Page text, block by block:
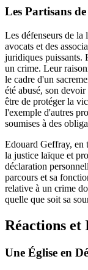
Les Partisans
Les défenseurs de la
avocats et des
juridiques puissants.
un crime. Leur
le cadre d'un
été abusé, son
être de protéger la
l'exemple d'autres
soumises à des
Edouard Geffray, en
la justice laïque et
déclaration
parcours et sa
relative à un crime
quelle que soit sa
Réactions et
Une Église en